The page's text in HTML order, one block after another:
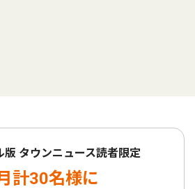
版 タウンニュース読者限定
計30名様に